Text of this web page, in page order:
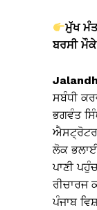
ਮੁੱਖ
ਬਰਸੀ
ਸਬੰਧੀ
ਭਗਵੰਤ
ਲੋਕ
ਪਾਣੀ
ਰੀਚਾਰਜ
ਪੰਜਾਬ